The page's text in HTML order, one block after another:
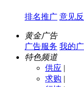
排名推广 意见
黄金广告
广告服务 我的
特色频道
供应 |
求购 |